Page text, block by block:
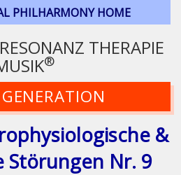
PHILHARMONY HOME
THERAPIE
®
&
Störungen Nr. 9